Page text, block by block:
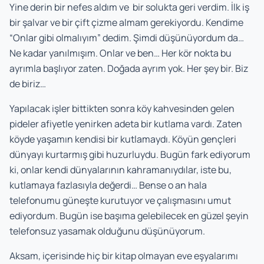
Yine derin bir nefes aldım ve bir solukta geri verdim. İlk iş
bir şalvar ve bir çift çizme almam gerekiyordu. Kendime
“Onlar gibi olmalıyım” dedim. Şimdi düşünüyordum da…
Ne kadar yanılmışım. Onlar ve ben… Her kör nokta bu
ayrımla başlıyor zaten. Doğada ayrım yok. Her şey bir. Biz
de biriz…
Yapılacak işler bittikten sonra köy kahvesinden gelen
pideler afiyetle yenirken adeta bir kutlama vardı. Zaten
köyde yaşamın kendisi bir kutlamaydı. Köyün gençleri
dünyayı kurtarmış gibi huzurluydu. Bugün fark ediyorum
ki, onlar kendi dünyalarının kahramanıydılar, iste bu,
kutlamaya fazlasıyla değerdi… Bense o an hala
telefonumu güneşte kurutuyor ve çalışmasını umut
ediyordum. Bugün ise başıma gelebilecek en güzel şeyin
telefonsuz yasamak olduğunu düşünüyorum.
Aksam, içerisinde hiç bir kitap olmayan eve eşyalarımı